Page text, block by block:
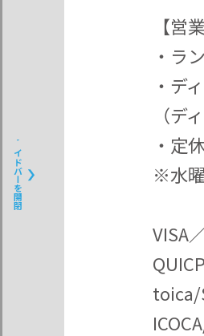
サイドバーを開閉
【営
・ラ
・デ
（デ
・定
※水
VISA
toica/